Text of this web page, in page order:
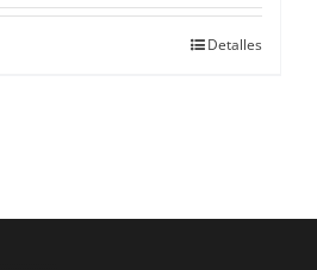
Detalles